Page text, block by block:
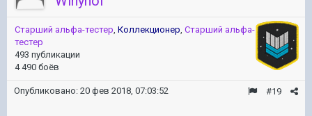
Старший альфа-тестер, Коллекционер, Старший альфа-
тестер
493 публикации
4 490 боёв
#19
Опубликовано: 20 фев 2018, 07:03:52